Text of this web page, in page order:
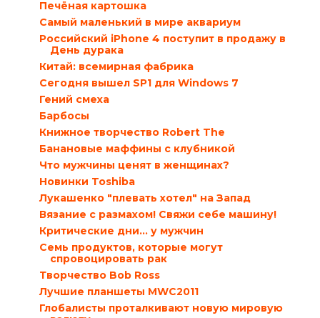
Печёная картошка
Самый маленький в мире аквариум
Российский iPhone 4 поступит в продажу в
День дурака
Китай: всемирная фабрика
Сегодня вышел SP1 для Windows 7
Гений смеха
Барбосы
Книжное творчество Robert The
Банановые маффины с клубникой
Что мужчины ценят в женщинах?
Новинки Toshiba
Лукашенко "плевать хотел" на Запад
Вязание с размахом! Свяжи себе машину!
Критические дни… у мужчин
Семь продуктов, которые могут
спровоцировать рак
Творчество Bob Ross
Лучшие планшеты MWC2011
Глобалисты проталкивают новую мировую